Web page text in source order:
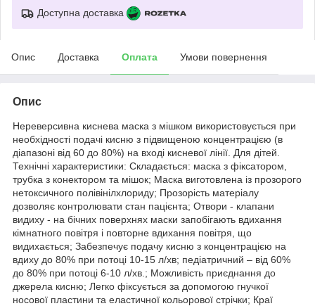
Доступна доставка
Опис Доставка Оплата Умови повернення
Опис
Нереверсивна киснева маска з мішком використовується при
необхідності подачі кисню з підвищеною концентрацією (в
діапазоні від 60 до 80%) на вході кисневої лінії. Для дітей.
Технічні характеристики: Складається: маска з фіксатором,
трубка з конектором та мішок; Маска виготовлена із прозорого
нетоксичного полівінілхлориду; Прозорість матеріалу
дозволяє контролювати стан пацієнта; Отвори - клапани
видиху - на бічних поверхнях маски запобігають вдихання
кімнатного повітря і повторне вдихання повітря, що
видихається; Забезпечує подачу кисню з концентрацією на
вдиху до 80% при потоці 10-15 л/хв; педіатричний – від 60%
до 80% при потоці 6-10 л/хв.; Можливість приєднання до
джерела кисню; Легко фіксується за допомогою гнучкої
носової пластини та еластичної кольорової стрічки; Краї